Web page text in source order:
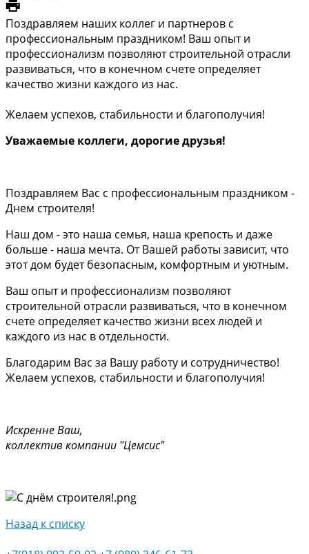
Поздравляем наших коллег и партнеров с
профессиональным праздником! Ваш опыт и
профессионализм позволяют строительной отрасли
развиваться, что в конечном счете определяет
качество жизни каждого из нас.
Желаем успехов, стабильности и благополучия!
Уважаемые коллеги, дорогие друзья!
Поздравляем Вас с профессиональным праздником -
Днем строителя!
Наш дом - это наша семья, наша крепость и даже
больше - наша мечта. От Вашей работы зависит, что
этот дом будет безопасным, комфортным и уютным.
Ваш опыт и профессионализм позволяют
строительной отрасли развиваться, что в конечном
счете определяет качество жизни всех людей и
каждого из нас в отдельности.
Благодарим Вас за Вашу работу и сотрудничество!
Желаем успехов, стабильности и благополучия!
Искренне Ваш,
коллектив компании "Цемсис"
Назад к списку